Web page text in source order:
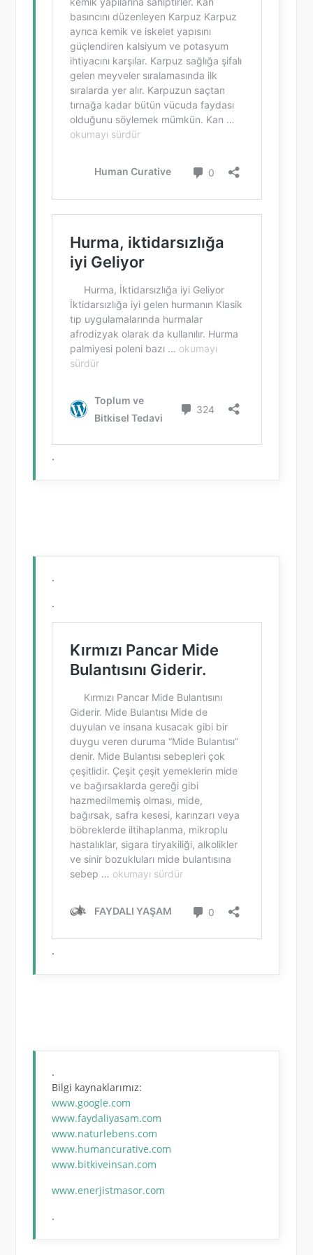
.
.
.
.
.
Bilgi kaynaklarımız:
www.google.com
www.faydaliyasam.com
www.naturlebens.com
www.humancurative.com
www.bitkiveinsan.com
www.enerjistmasor.com
.